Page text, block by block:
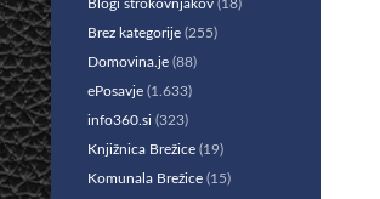
Blogi strokovnjakov (18)
Brez kategorije (255)
Domovina.je (88)
ePosavje (1.633)
info360.si (323)
Knjižnica Brežice (19)
Komunala Brežice (15)